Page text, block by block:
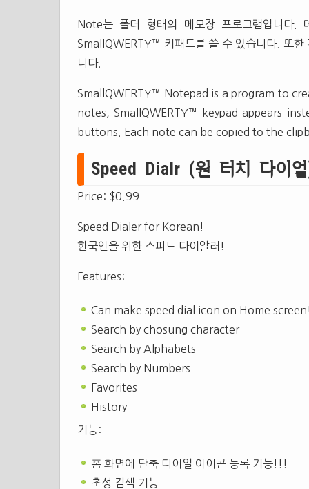
Note는 폴더 형태의 메모장 프로그램입니다
SmallQWERTY™ 키패드를 쓸 수 있습니다. 또한
니다.
SmallQWERTY™ Notepad is a program to
notes, SmallQWERTY™ keypad appears
buttons. Each note can be copied to the
Speed Dialr (원 터치 다이
Price: $0.99
Speed Dialer for Korean!
한국인을 위한 스피드 다이알러!
Features:
Can make speed dial icon on Home
Search by chosung character
Search by Alphabets
Search by Numbers
Favorites
History
기능:
홈 화면에 단축 다이얼 아이콘 등록 기능!!!
초성 검색 기능